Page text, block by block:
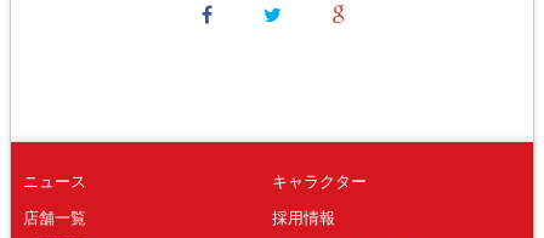
ニュース
店舗一覧
キャラクター
採用情報